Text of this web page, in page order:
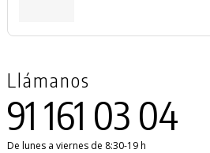
Llámanos
91 161 03 04
De lunes a viernes de 8:30-19 h